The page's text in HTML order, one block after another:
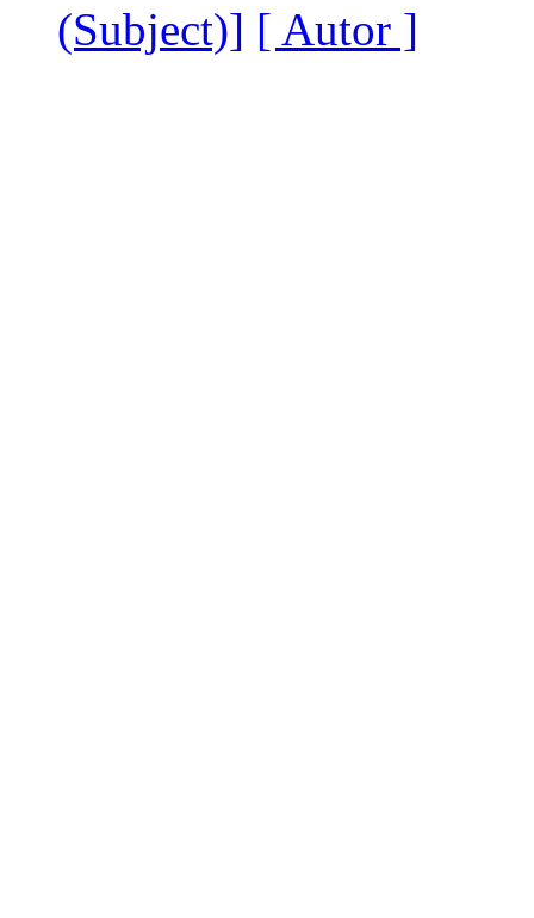
(Subject)] [ Autor ]